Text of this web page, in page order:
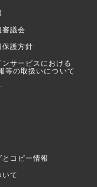
審議会
保護方針
ンサービスにおける
の取扱いについて
とコピー情報
いて